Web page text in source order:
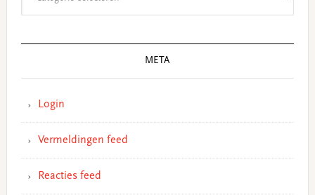
META
Login
Vermeldingen feed
Reacties feed